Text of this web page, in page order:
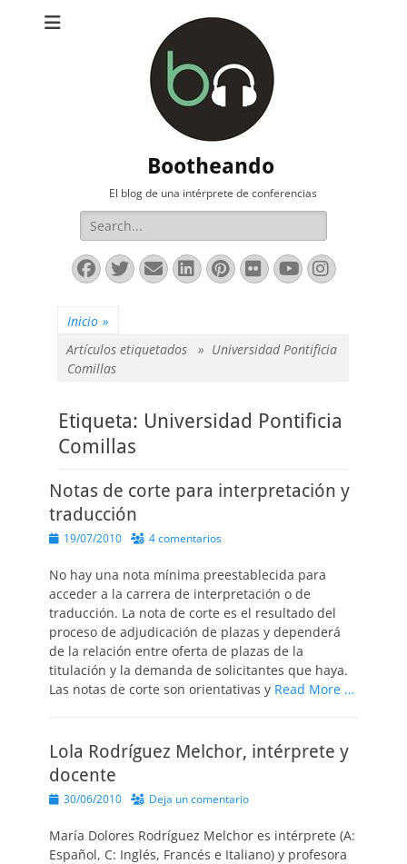
Bootheando
El blog de una intérprete de conferencias
Buscar:
Facebook
Twitter
Correo
electrónico
LinkedIn
Pinterest
FlickrYouTube
Inicio »
Artículos etiquetados » Universidad Pontificia
Comillas
Etiqueta: Universidad Pontificia
Comillas
Notas de corte para interpretación y
traducción
Publicado
19/07/2010 4 comentarios
No hay una nota mínima preestablecida para
acceder a la carrera de interpretación o de
traducción. La nota de corte es el resultado del
proceso de adjudicación de plazas y dependerá
de la relación entre oferta de plazas de la
titulación y la demanda de solicitantes que haya.
Las notas de corte son orientativas y Read More …
Lola Rodríguez Melchor, intérprete y
docente
Publicado
30/06/2010 Deja un comentario
María Dolores Rodríguez Melchor es intérprete (A:
Español, C: Inglés, Francés e Italiano) y profesora